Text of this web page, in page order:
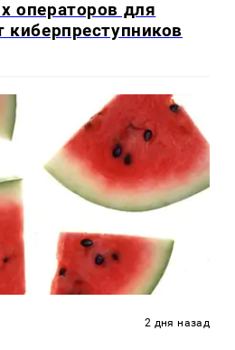
операторов для
2 дня назад